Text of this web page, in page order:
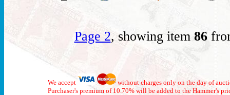
Page 2, showing item 86
We accept
without charges only on the day of
Purchaser's premium of 10.70% will be added to the Hammer's